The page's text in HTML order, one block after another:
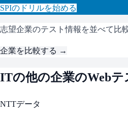
SPIのドリルを始める
志望企業のテスト情報を並べて比
企業を比較する →
ITの他の企業のWebテ
NTTデータ